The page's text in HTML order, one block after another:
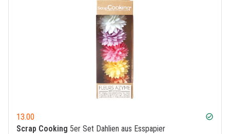
13.00 check_circle
Scrap Cooking 5er Set Dahlien aus Esspapier